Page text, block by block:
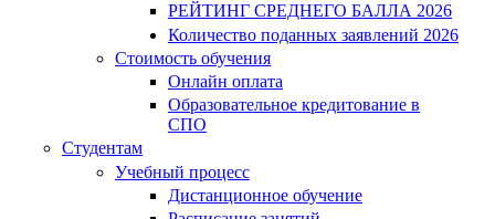
РЕЙТИНГ СРЕДНЕГО БАЛЛА 2026
Количество поданных заявлений 2026
Стоимость обучения
Онлайн оплата
Образовательное кредитование в
СПО
Студентам
Учебный процесс
Дистанционное обучение